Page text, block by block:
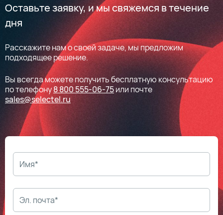
Оставьте заявку, и мы свяжемся в течение
дня
Расскажите нам о своей задаче, мы предложим
подходящее решение.
Вы всегда можете получить бесплатную консультацию
по телефону8 800 555-06-75или почте
sales@selectel.ru